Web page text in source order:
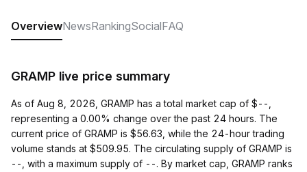
OverviewNewsRankingSocialFAQ
GRAMP live price summary
As of Aug 8, 2026, GRAMP has a total market cap of $--,
representing a 0.00% change over the past 24 hours. The
current price of GRAMP is $56.63, while the 24-hour trading
volume stands at $509.95. The circulating supply of GRAMP is
--, with a maximum supply of --. By market cap, GRAMP ranks